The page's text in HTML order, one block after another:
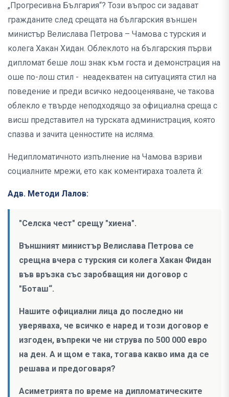
„Прогресивна България“? Този въпрос си задават
гражданите след срещата на българския външен
министър Велислава Петрова – Чамова с турския и
колега Хакан Хидан. Облеклото на българския първи
дипломат беше лош знак към госта и демонстрация на
оше по-лош стил - неадекватен на ситуацията стил на
поведение и преди всичко недооценяване, че такова
облекло е твърде неподходящо за официална среща с
висш представител на турската администрация, която
спазва и зачита ценностите на исляма.
Недипломатичното изпълнение на Чамова взриви
социалните мрежи, ето как коментираха тоалета й:
Адв. Методи Лалов:
"Селска чест" срещу "хиена".
Външният министър Велислава Петрова се
срещна вчера с турския си колега Хакан Фидан
във връзка със заробващия ни договор с
"Боташ“.
Нашите официални лица до последно ни
уверяваха, че всичко е наред и този договор е
изгоден, въпреки че ни струва по 500 000 евро
на ден. А и щом е така, тогава какво има да се
решава и предоговаря?
Асиметрията по време на дипломатическите